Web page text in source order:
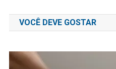
de
Post
VOCÊ DEVE GOSTAR